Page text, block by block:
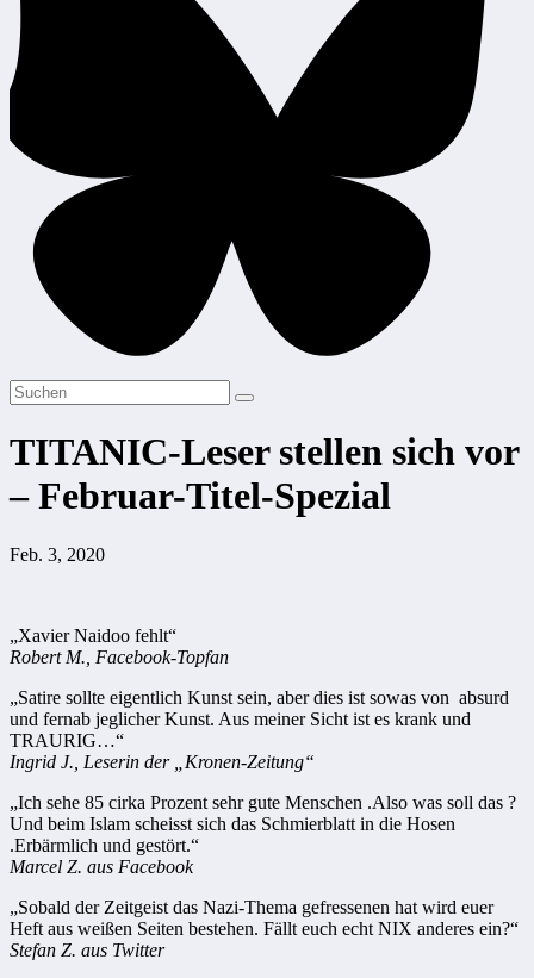
TITANIC-Leser stellen sich vor
– Februar-Titel-Spezial
Feb. 3, 2020
„Xavier Naidoo fehlt“
Robert M., Facebook-Topfan
„Satire sollte eigentlich Kunst sein, aber dies ist sowas von absurd
und fernab jeglicher Kunst. Aus meiner Sicht ist es krank und
TRAURIG…“
Ingrid J., Leserin der „Kronen-Zeitung“
„Ich sehe 85 cirka Prozent sehr gute Menschen .Also was soll das ?
Und beim Islam scheisst sich das Schmierblatt in die Hosen
.Erbärmlich und gestört.“
Marcel Z. aus Facebook
„Sobald der Zeitgeist das Nazi-Thema gefressenen hat wird euer
Heft aus weißen Seiten bestehen. Fällt euch echt NIX anderes ein?“
Stefan Z. aus Twitter